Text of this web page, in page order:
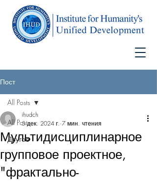
Пост
All Posts
Другое
All Posts
Мультидисциплинарное
групповое проектное,
"фрактально-
ihudch
5 дек. 2024 г. 7 мин. чтения